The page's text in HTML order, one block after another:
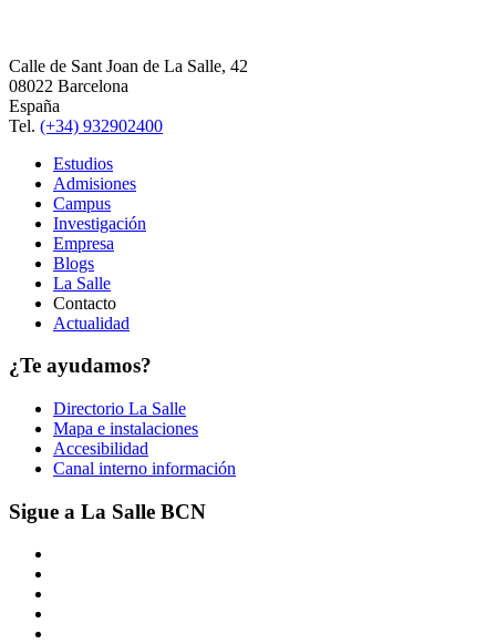
Calle de Sant Joan de La Salle, 42
08022 Barcelona
España
Tel. (+34) 932902400
Estudios
Admisiones
Campus
Investigación
Empresa
Blogs
La Salle
Contacto
Actualidad
¿Te ayudamos?
Directorio La Salle
Mapa e instalaciones
Accesibilidad
Canal interno información
Sigue a La Salle BCN